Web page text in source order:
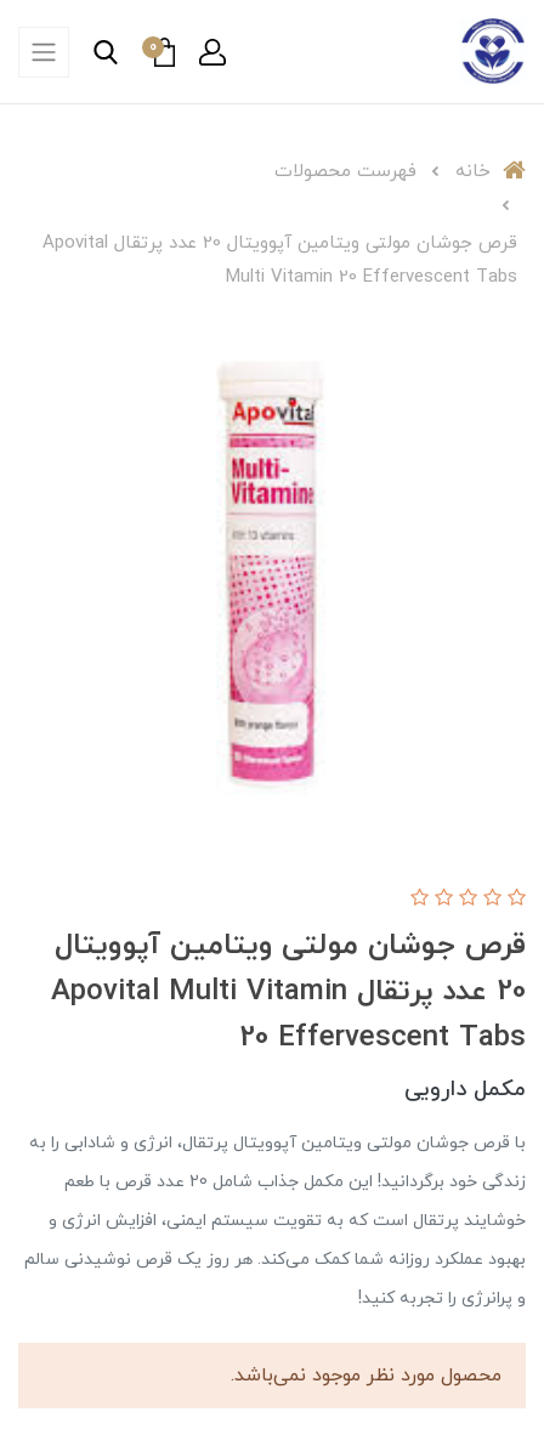
0
خانه فهرست محصولات
قرص جوشان مولتی ویتامین آپوویتال 20 عدد پرتقال Apovital
Multi Vitamin 20 Effervescent Tabs
قرص جوشان مولتی ویتامین آپوویتال
20 عدد پرتقال Apovital Multi Vitamin
20 Effervescent Tabs
مکمل دارویی
با قرص جوشان مولتی ویتامین آپوویتال پرتقال، انرژی و شادابی را به
زندگی خود برگردانید! این مکمل جذاب شامل 20 عدد قرص با طعم
خوشایند پرتقال است که به تقویت سیستم ایمنی، افزایش انرژی و
بهبود عملکرد روزانه شما کمک می‌کند. هر روز یک قرص نوشیدنی سالم
و پرانرژی را تجربه کنید!
محصول مورد نظر موجود نمی‌باشد.